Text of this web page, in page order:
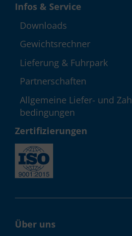
Infos & Service
Down­loads
Gewichts­rechner
Lieferung & Fuhrpark
Partner­schaften
Allgemeine Liefer- und
bedingungen
Zerti­fizie­rungen
Über uns